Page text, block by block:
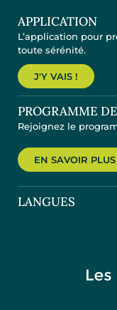
APPLICATION
L’application pour
toute sérénité.
J'Y VAIS !
PROGRAMME
Rejoignez le
EN SAVOIR PLUS
LANGUES